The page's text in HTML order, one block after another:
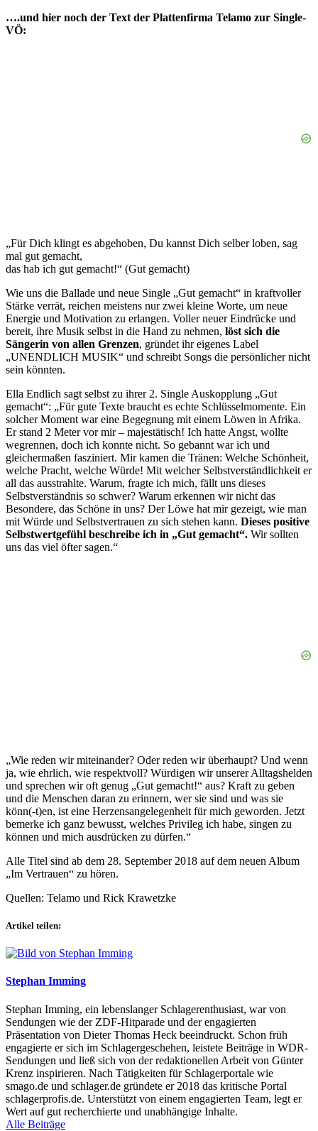
….und hier noch der Text der Plattenfirma Telamo zur Single-
VÖ:
„Für Dich klingt es abgehoben, Du kannst Dich selber loben, sag
mal gut gemacht,
das hab ich gut gemacht!“ (Gut gemacht)
Wie uns die Ballade und neue Single „Gut gemacht“ in kraftvoller
Stärke verrät, reichen meistens nur zwei kleine Worte, um neue
Energie und Motivation zu erlangen. Voller neuer Eindrücke und
bereit, ihre Musik selbst in die Hand zu nehmen, löst sich die
Sängerin von allen Grenzen, gründet ihr eigenes Label
„UNENDLICH MUSIK“ und schreibt Songs die persönlicher nicht
sein könnten.
Ella Endlich sagt selbst zu ihrer 2. Single Auskopplung „Gut
gemacht“: „Für gute Texte braucht es echte Schlüsselmomente. Ein
solcher Moment war eine Begegnung mit einem Löwen in Afrika.
Er stand 2 Meter vor mir – majestätisch! Ich hatte Angst, wollte
wegrennen, doch ich konnte nicht. So gebannt war ich und
gleichermaßen fasziniert. Mir kamen die Tränen: Welche Schönheit,
welche Pracht, welche Würde! Mit welcher Selbstverständlichkeit er
all das ausstrahlte. Warum, fragte ich mich, fällt uns dieses
Selbstverständnis so schwer? Warum erkennen wir nicht das
Besondere, das Schöne in uns? Der Löwe hat mir gezeigt, wie man
mit Würde und Selbstvertrauen zu sich stehen kann. Dieses positive
Selbstwertgefühl beschreibe ich in „Gut gemacht“. Wir sollten
uns das viel öfter sagen.“
„Wie reden wir miteinander? Oder reden wir überhaupt? Und wenn
ja, wie ehrlich, wie respektvoll? Würdigen wir unserer Alltagshelden
und sprechen wir oft genug „Gut gemacht!“ aus? Kraft zu geben
und die Menschen daran zu erinnern, wer sie sind und was sie
könn(-t)en, ist eine Herzensangelegenheit für mich geworden. Jetzt
bemerke ich ganz bewusst, welches Privileg ich habe, singen zu
können und mich ausdrücken zu dürfen.“
Alle Titel sind ab dem 28. September 2018 auf dem neuen Album
„Im Vertrauen“ zu hören.
Quellen: Telamo und Rick Krawetzke
Artikel teilen:
Stephan Imming
Stephan Imming, ein lebenslanger Schlagerenthusiast, war von
Sendungen wie der ZDF-Hitparade und der engagierten
Präsentation von Dieter Thomas Heck beeindruckt. Schon früh
engagierte er sich im Schlagergeschehen, leistete Beiträge in WDR-
Sendungen und ließ sich von der redaktionellen Arbeit von Günter
Krenz inspirieren. Nach Tätigkeiten für Schlagerportale wie
smago.de und schlager.de gründete er 2018 das kritische Portal
schlagerprofis.de. Unterstützt von einem engagierten Team, legt er
Wert auf gut recherchierte und unabhängige Inhalte.
Alle Beiträge